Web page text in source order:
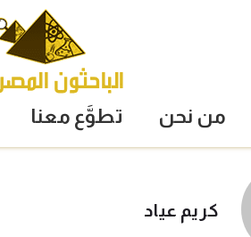
من نحن تطوَّع معنا
كريم عياد